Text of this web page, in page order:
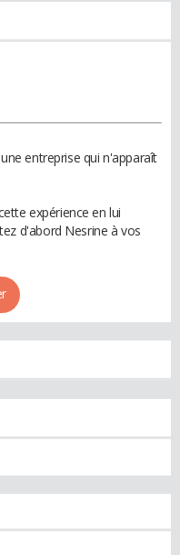
entreprise qui n'apparaît
expérience en lui
d'abord Nesrine à vos